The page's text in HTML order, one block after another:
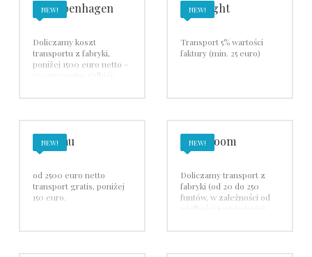
NEW!
101Copenhagen
Doliczamy koszt
transportu z fabryki,
poniżej 1500 euro netto –
50 euro netto. Odbiór
NEW!
Axo Light
Transport 5% wartości
faktury (min. 25 euro)
NEW!
Freifrau
od 2500 euro netto
transport gratis, poniżej
150 euro.
NEW!
Lee Broom
Doliczamy transport z
fabryki (od 20 do 250
funtów, w zależności od
wielkości zamówienia)